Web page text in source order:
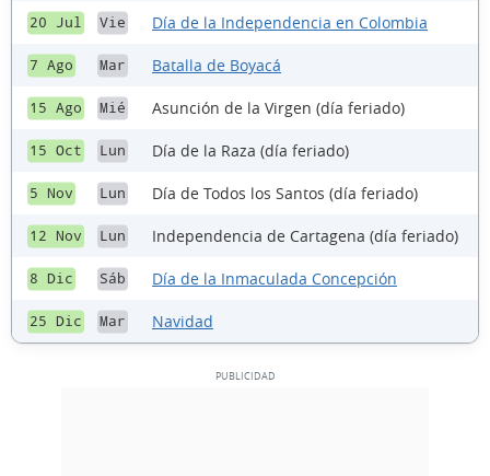
20 Jul Vie Día de la Independencia en Colombia
7 Ago Mar Batalla de Boyacá
15 Ago Mié Asunción de la Virgen (día feriado)
15 Oct Lun Día de la Raza (día feriado)
5 Nov Lun Día de Todos los Santos (día feriado)
12 Nov Lun Independencia de Cartagena (día feriado)
8 Dic Sáb Día de la Inmaculada Concepción
25 Dic Mar Navidad